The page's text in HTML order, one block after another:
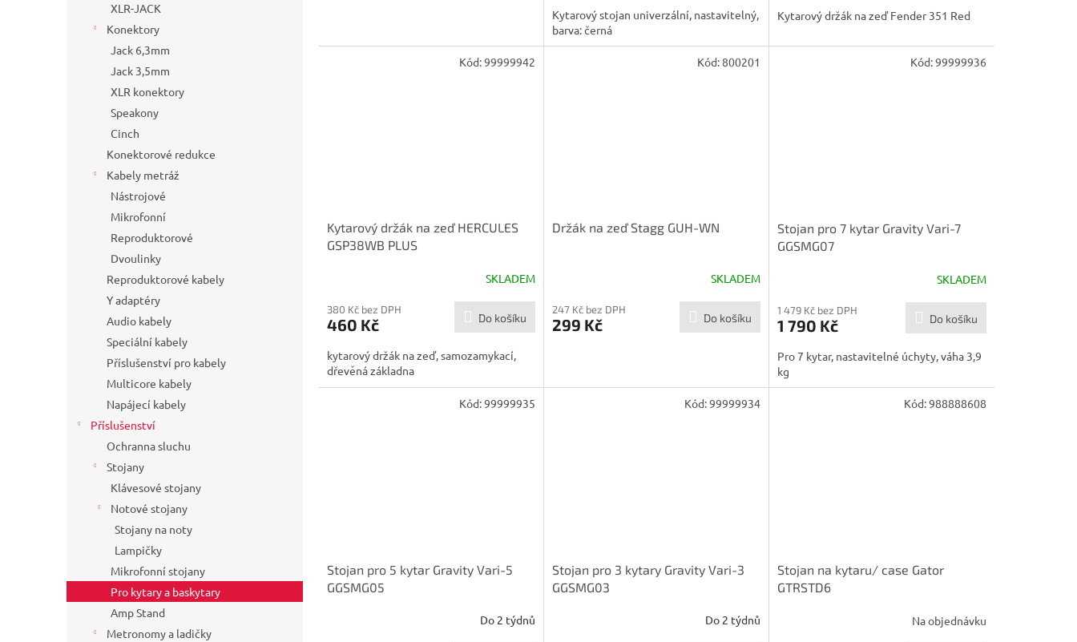
XLR-JACK
Konektory
Jack 6,3mm
Jack 3,5mm
XLR konektory
Speakony
Cinch
Konektorové redukce
Kabely metráž
Nástrojové
Mikrofonní
Reproduktorové
Dvoulinky
Reproduktorové kabely
Y adaptéry
Audio kabely
Speciální kabely
Příslušenství pro kabely
Multicore kabely
Napájecí kabely
Příslušenství
Ochranna sluchu
Stojany
Klávesové stojany
Notové stojany
Stojany na noty
Lampičky
Mikrofonní stojany
Pro kytary a baskytary
Amp Stand
Metronomy a ladičky
Kytarový stojan univerzální, nastavitelný,
barva: černá
Kytarový držák na zeď Fender 351 Red
Kytarový držák na zeď HERCULES
GSP38WB PLUS
SKLADEM
380 Kč bez DPH
460 Kč Do košíku
kytarový držák na zeď, samozamykací,
dřevěná základna
Kód:99999942
Držák na zeď Stagg GUH-WN
SKLADEM
247 Kč bez DPH
299 Kč Do košíku
Kód:800201
Stojan pro 7 kytar Gravity Vari-7
GGSMG07
SKLADEM
1 479 Kč bez DPH
1 790 Kč Do košíku
Pro 7 kytar, nastavitelné úchyty, váha 3,9
kg
Kód:99999936
Stojan pro 5 kytar Gravity Vari-5
GGSMG05
Do 2 týdnů
Kód:99999935
Stojan pro 3 kytary Gravity Vari-3
GGSMG03
Do 2 týdnů
Kód:99999934
Stojan na kytaru/ case Gator
GTRSTD6
Na objednávku
Kód:988888608